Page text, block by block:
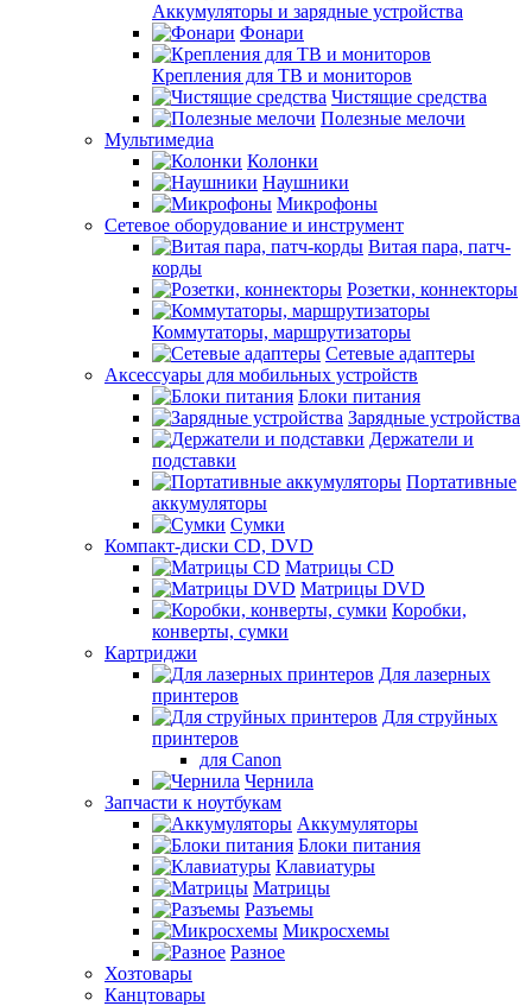
Аккумуляторы и зарядные устройства
Фонари
Крепления для ТВ и мониторов
Чистящие средства
Полезные мелочи
Мультимедиа
Колонки
Наушники
Микрофоны
Сетевое оборудование и инструмент
Витая пара, патч-
корды
Розетки, коннекторы
Коммутаторы, маршрутизаторы
Сетевые адаптеры
Аксессуары для мобильных устройств
Блоки питания
Зарядные устройства
Держатели и
подставки
Портативные
аккумуляторы
Сумки
Компакт-диски CD, DVD
Матрицы CD
Матрицы DVD
Коробки,
конверты, сумки
Картриджи
Для лазерных
принтеров
Для струйных
принтеров
для Canon
Чернила
Запчасти к ноутбукам
Аккумуляторы
Блоки питания
Клавиатуры
Матрицы
Разъемы
Микросхемы
Разное
Хозтовары
Канцтовары